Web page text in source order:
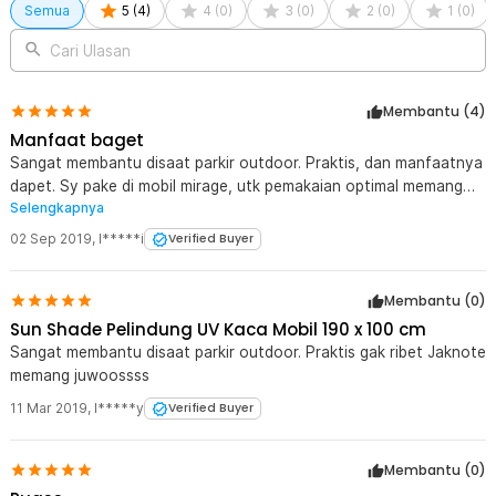
Semua 5 (4) 4 (0) 3 (0) 2 (0) 1 (0)
Cari Ulasan
Membantu (4)
Manfaat baget
Sangat membantu disaat parkir outdoor. Praktis, dan manfaatnya
dapet. Sy pake di mobil mirage, utk pemakaian optimal memang
agak ribet. Ke-2 sisi kan musti dijepit sama kaca pintu ya, jd
pastikan terpasang dgn ditarik optimal, agar jika kena angin tdk
kabur2. Kita pasang dari dalam, otomatis gak bisa keluar dr pintu
????
Selengkapnya
02 Sep 2019, I*****i Verified Buyer
Membantu (0)
Sun Shade Pelindung UV Kaca Mobil 190 x 100 cm
Sangat membantu disaat parkir outdoor. Praktis gak ribet Jaknote
memang juwoossss
11 Mar 2019, l*****y Verified Buyer
Membantu (0)